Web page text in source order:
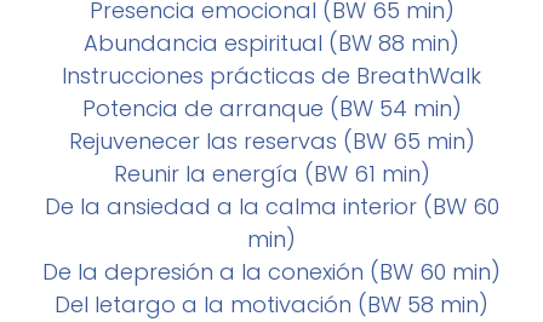
Presencia emocional (BW 65 min)
Abundancia espiritual (BW 88 min)
Instrucciones prácticas de BreathWalk
Potencia de arranque (BW 54 min)
Rejuvenecer las reservas (BW 65 min)
Reunir la energía (BW 61 min)
De la ansiedad a la calma interior (BW 60
min)
De la depresión a la conexión (BW 60 min)
Del letargo a la motivación (BW 58 min)